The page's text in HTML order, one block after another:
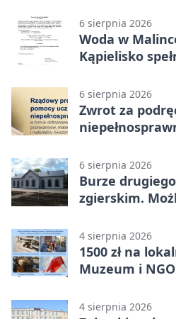
6 sierpnia 2026
Woda w
Kąpielisko
6 sierpnia 2026
Zwrot za
6 sierpnia 2026
Burze
zgierskim.
4 sierpnia 2026
1500 zł na
Muzeum i
4 sierpnia 2026